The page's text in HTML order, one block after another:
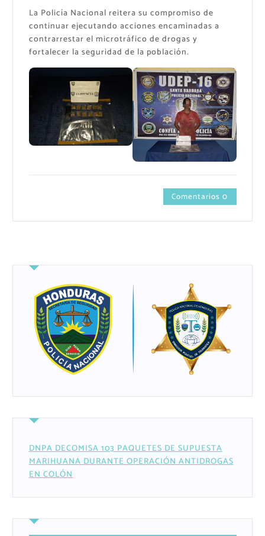
La Policía Nacional reitera su compromiso de
continuar ejecutando acciones encaminadas a
contrarrestar el microtráfico de drogas y
fortalecer la seguridad de la población.
Comentarios 0
DNPA DECOMISA 103 PAQUETES DE SUPUESTA
MARIHUANA DURANTE OPERACIÓN ANTIDROGAS
EN COLÓN